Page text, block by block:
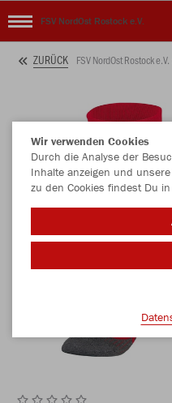
FSV NordOst Rostock e.V.
ZURÜCK FSV NordOst Rostock e.V.
Wir verwenden Cookies
Durch die Analyse der
Inhalte anzeigen und
zu den Cookies findest Du